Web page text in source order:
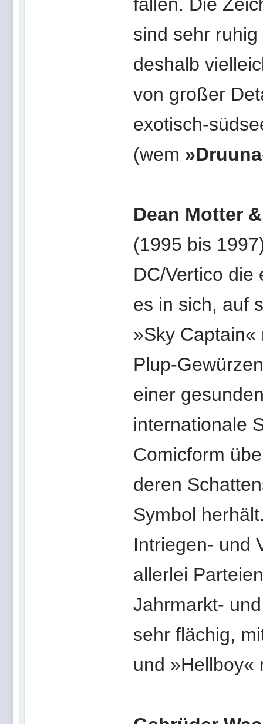
sind sehr
deshalb
von großer
exotisch-
(wem
Dean Motter
(1995 bis
DC/Vertico die
es in sich, auf
»Sky
Plup-
einer
internationale
Comicform
deren
Symbol
Intriegen- und
allerlei
Jahrmarkt-
sehr flächig,
und »Hellboy«